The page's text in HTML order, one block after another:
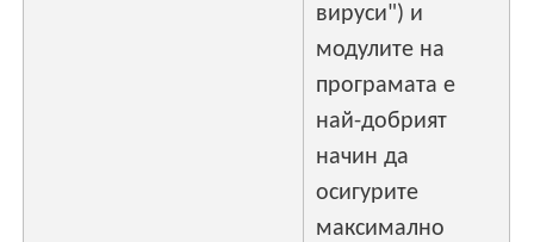
вируси") и
модулите на
програмата е
най-добрият
начин да
осигурите
максимално